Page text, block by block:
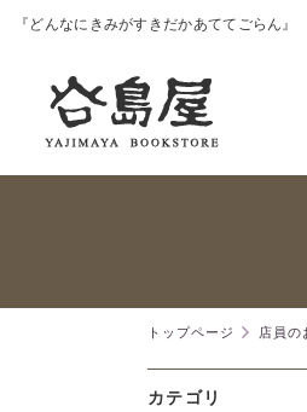
『どんなにきみがすきだかあててごら
トップページ 店員の
カテゴリ